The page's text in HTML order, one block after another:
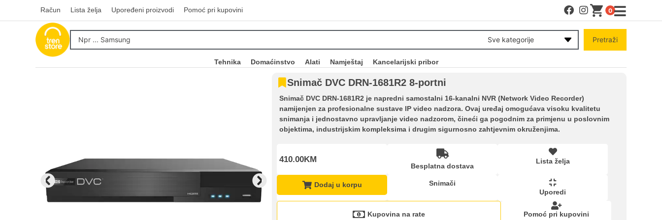
Račun Lista želja Upoređeni proizvodi Pomoć pri kupovini 0
Sve kategorije Pretraži
Tehnika Domaćinstvo Alati Namještaj Kancelarijski pribor
Snimač DVC DRN-1681R2 8-portni
Snimač DVC DRN-1681R2 je napredni samostalni 16-kanalni NVR (Network Video Recorder)
namijenjen za profesionalne sustave IP video nadzora. Ovaj uređaj omogućava visoku kvalitetu
snimanja i jednostavno upravljanje video nadzorom, čineći ga pogodnim za primjenu u poslovnim
objektima, industrijskim kompleksima i drugim sigurnosno zahtjevnim okruženjima.
410.00KM
Besplatna dostava
Lista želja
Dodaj u korpu
Snimači
Uporedi
Kupovina na rate Pomoć pri kupovini
Račun
Kupovina na rate
Lista želja
Upoređeni proizvodi